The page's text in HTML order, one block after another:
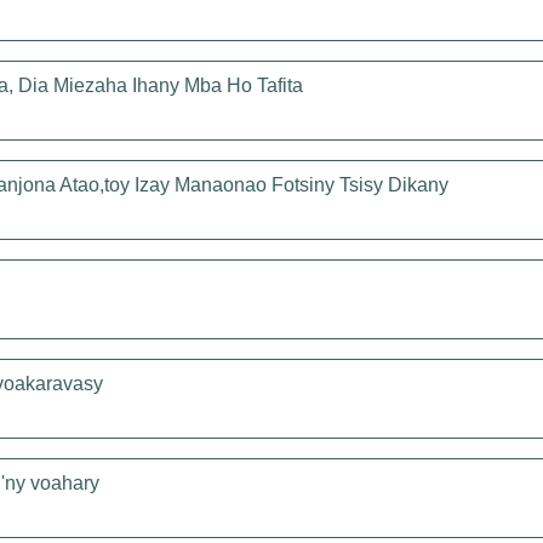
Dia Miezaha Ihany Mba Ho Tafita
Atao,toy Izay Manaonao Fotsiny Tsisy Dikany
voahary